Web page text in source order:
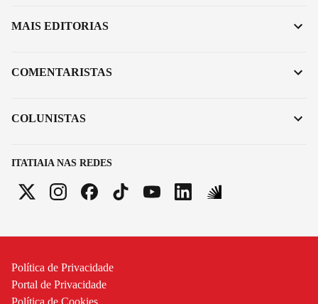
ITATIAIA NAS REDES
MAIS EDITORIAS
COMENTARISTAS
COLUNISTAS
Política de Privacidade
Portal de Privacidade
Política de Cookies